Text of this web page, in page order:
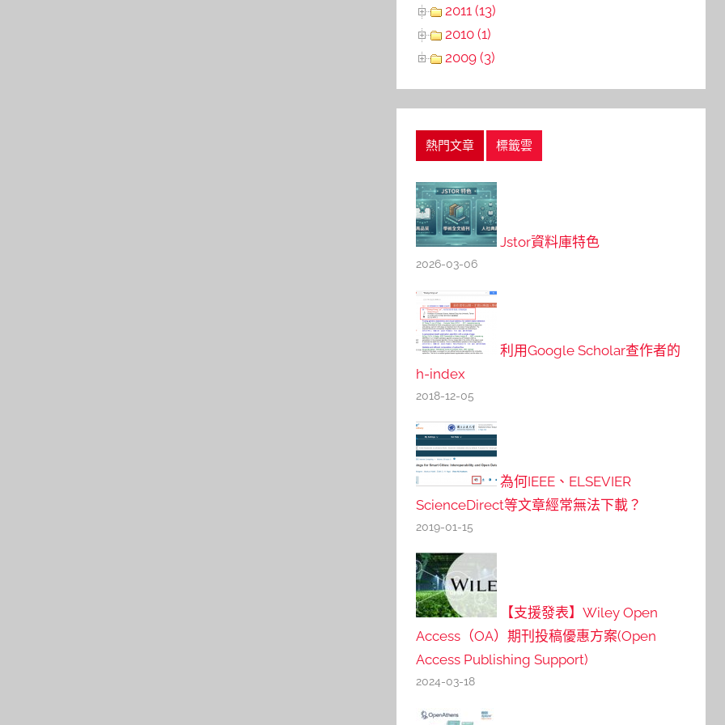
2011 (13)
2010 (1)
2009 (3)
熱門文章 標籤雲
Jstor資料庫特色
2026-03-06
利用Google Scholar查作者的
h-index
2018-12-05
為何IEEE、ELSEVIER
ScienceDirect等文章經常無法下載？
2019-01-15
【支援發表】Wiley Open
Access（OA）期刊投稿優惠方案(Open
Access Publishing Support)
2024-03-18